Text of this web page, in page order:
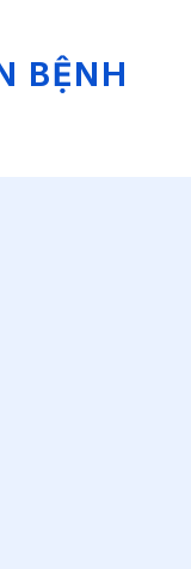
BỆNH